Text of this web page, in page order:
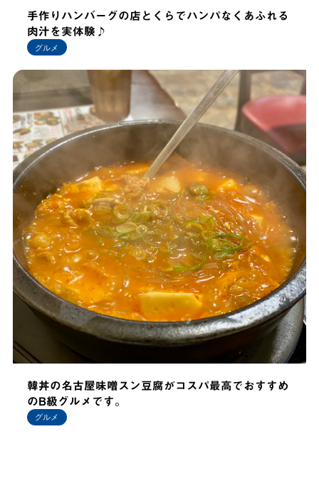
手作りハンバーグの店とくらでハンパなくあふれる
肉汁を実体験♪
グルメ
韓丼の名古屋味噌スン豆腐がコスパ最高でおすすめ
のB級グルメです。
グルメ